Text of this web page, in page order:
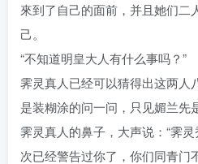
來到了自己的面前，并且她们二
己。
“不知道明皇大人有什么事吗？”
霁灵真人已经可以猜得出这两人
是装糊涂的问一问，只见媚兰先
霁灵真人的鼻子，大声说：“霁
次已经警告过你了，你们同青门